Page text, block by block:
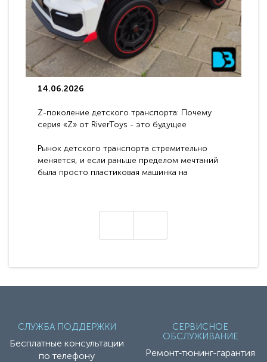
14.06.2026
Z-поколение детского транспорта: Почему
серия «Z» от RiverToys - это будущее
Рынок детского транспорта стремительно
меняется, и если раньше пределом мечтаний
была просто пластиковая машинка на
СЛУЖБА ПОДДЕРЖКИ
Бесплатные консультации
по телефону
СЕРВИСНОЕ
ОБСЛУЖИВАНИЕ
Ремонт-тюнинг-гарантия